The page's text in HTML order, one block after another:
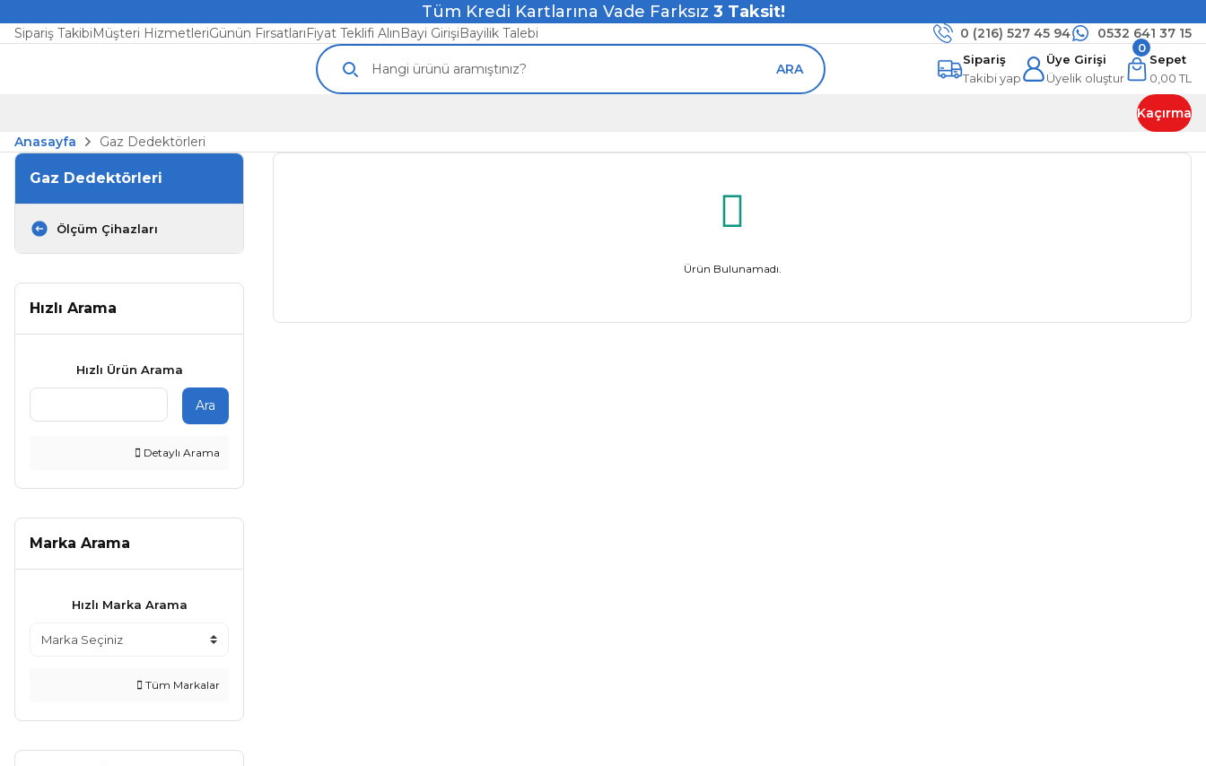
Tüm Kredi Kartlarına Vade Farksız 3 Taksit!
Sipariş TakibiMüşteri HizmetleriGünün FırsatlarıFiyat Teklifi AlınBayi GirişiBayilik Talebi 0 (216) 527 45 94 0532 641 37 15
ARA
Sipariş
Takibi yap
Üye Girişi
Üyelik oluştur
Sepet
0,00 TL
0
Kaçırma
Anasayfa
Gaz Dedektörleri
Gaz Dedektörleri
Ölçüm Çihazları
Hızlı Arama
Hızlı Ürün Arama
Ara
Detaylı Arama
Marka Arama
Hızlı Marka Arama
Tüm Markalar
Ürün Bulunamadı.